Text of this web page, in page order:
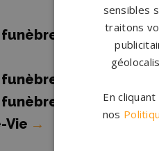
Maillezais→
Palluau
funèbres Saint-Gilles-
Vie →
sensibles
traitons
En
nos